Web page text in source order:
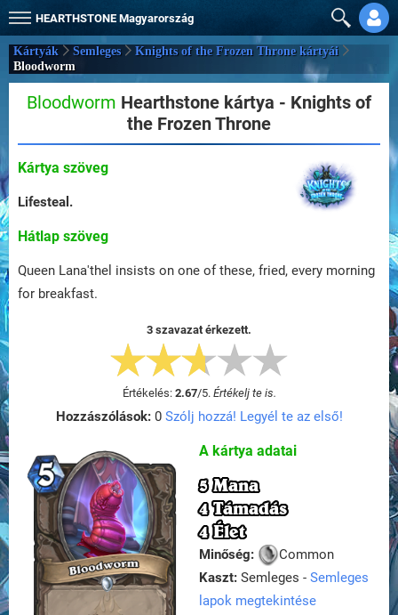
HEARTHSTONE Magyarország
Kártyák Semleges
Knights of the Frozen Throne kártyái
Bloodworm
Bloodworm Hearthstone kártya - Knights of
the Frozen Throne
Kártya szöveg
Lifesteal.
Hátlap szöveg
Queen Lana'thel insists on one of these, fried, every morning
for breakfast.
3 szavazat érkezett.
Értékelés: 2.67/5. Értékelj te is.
Hozzászólások:0 Szólj hozzá! Legyél te az első!
A kártya adatai
5 Mana
4 Támadás
4 Élet
Minőség:
Common
Kaszt: Semleges - Semleges
lapok megtekintése